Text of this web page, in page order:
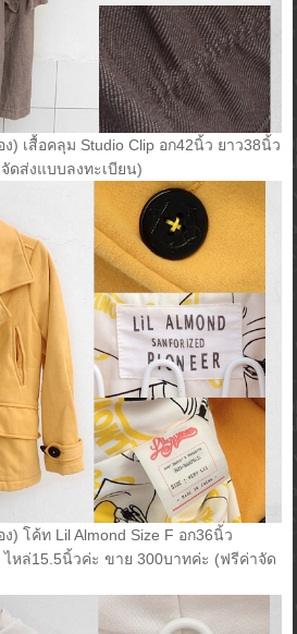
) เสื้อคลุม Studio Clip อก42นิ้ว ยาว38นิ้ว
ดส่งแบบลงทะเบียน)
) โค้ท Lil Almond Size F อก36นิ้ว
หล่15.5นิ้วค่ะ ขาย 300บาทค่ะ (ฟรีค่าจัด